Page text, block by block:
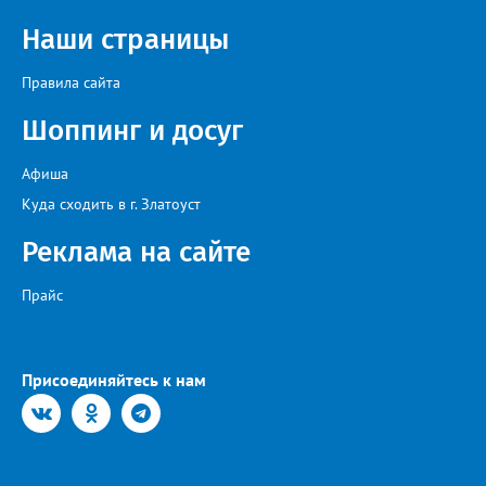
Наши страницы
Правила сайта
Шоппинг и досуг
Афиша
Куда сходить в г. Златоуст
Реклама на сайте
Прайс
Присоединяйтесь к нам